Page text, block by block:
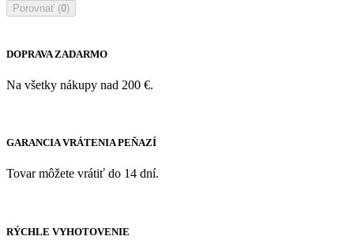
Porovnať (0)
DOPRAVA ZADARMO
Na všetky nákupy nad 200 €.
GARANCIA VRÁTENIA PEŇAZÍ
Tovar môžete vrátiť do 14 dní.
RÝCHLE VYHOTOVENIE